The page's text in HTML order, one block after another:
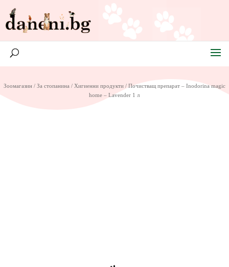
Зоомагазин/ За стопанина / Хигиенни продукти/ Почистващ препарат – Inodorina magic
home – Lavender 1 л